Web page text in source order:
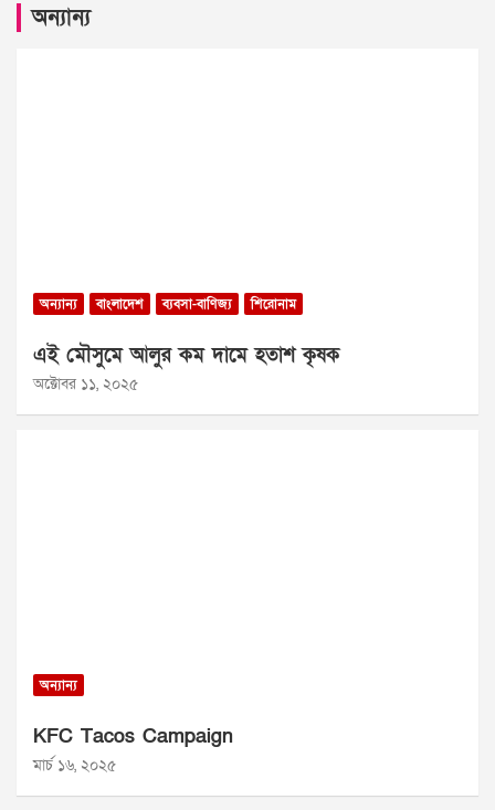
অন্যান্য
অন্যান্য বাংলাদেশ ব্যবসা-বাণিজ্য শিরোনাম
এই মৌসুমে আলুর কম দামে হতাশ কৃষক
অক্টোবর ১১, ২০২৫
অন্যান্য
KFC Tacos Campaign
মার্চ ১৬, ২০২৫